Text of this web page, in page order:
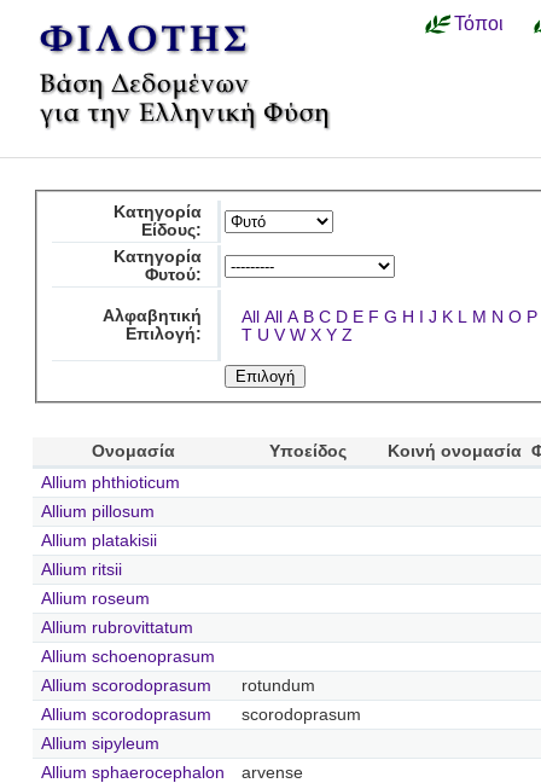
Τόποι
Κατηγορία
Είδους:
Κατηγορία
Φυτού:
Αλφαβητική
Επιλογή:
All All A B C D E F G H I J K L M N O P
T U V W X Y Z
Ονομασία Υποείδος Κοινή ονομασία
Allium phthioticum
Allium pillosum
Allium platakisii
Allium ritsii
Allium roseum
Allium rubrovittatum
Allium schoenoprasum
Allium scorodoprasum
rotundum
Allium scorodoprasum
scorodoprasum
Allium sipyleum
Allium sphaerocephalon
arvense